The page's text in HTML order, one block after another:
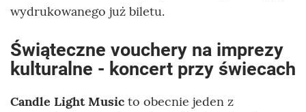
wydrukowanego już biletu.
Świąteczne vouchery na imprezy
kulturalne - koncert przy świecach
Candle Light Music to obecnie jeden z